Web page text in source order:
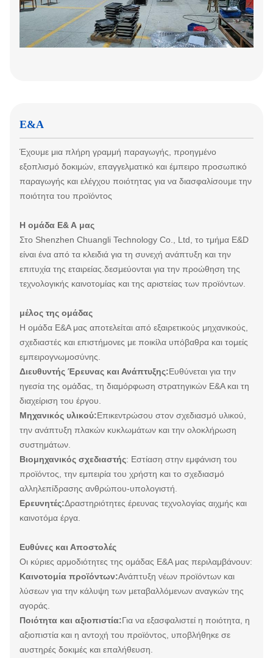
Ε&Α
Έχουμε μια πλήρη γραμμή παραγωγής, προηγμένο
εξοπλισμό δοκιμών, επαγγελματικό και έμπειρο προσωπικό
παραγωγής και ελέγχου ποιότητας για να διασφαλίσουμε την
ποιότητα του προϊόντος
Η ομάδα Ε& Α μας
Στο Shenzhen Chuangli Technology Co., Ltd, το τμήμα Ε&D
είναι ένα από τα κλειδιά για τη συνεχή ανάπτυξη και την
επιτυχία της εταιρείας.δεσμεύονται για την προώθηση της
τεχνολογικής καινοτομίας και της αριστείας των προϊόντων.
μέλος της ομάδας
Η ομάδα Ε&Α μας αποτελείται από εξαιρετικούς μηχανικούς,
σχεδιαστές και επιστήμονες με ποικίλα υπόβαθρα και τομείς
εμπειρογνωμοσύνης.
Διευθυντής Έρευνας και Ανάπτυξης:Ευθύνεται για την
ηγεσία της ομάδας, τη διαμόρφωση στρατηγικών Ε&Α και τη
διαχείριση του έργου.
Μηχανικός υλικού:Επικεντρώσου στον σχεδιασμό υλικού,
την ανάπτυξη πλακών κυκλωμάτων και την ολοκλήρωση
συστημάτων.
Βιομηχανικός σχεδιαστής: Εστίαση στην εμφάνιση του
προϊόντος, την εμπειρία του χρήστη και το σχεδιασμό
αλληλεπίδρασης ανθρώπου-υπολογιστή.
Ερευνητές:Δραστηριότητες έρευνας τεχνολογίας αιχμής και
καινοτόμα έργα.
Ευθύνες και Αποστολές
Οι κύριες αρμοδιότητες της ομάδας Ε&Α μας περιλαμβάνουν:
Καινοτομία προϊόντων:Ανάπτυξη νέων προϊόντων και
λύσεων για την κάλυψη των μεταβαλλόμενων αναγκών της
αγοράς.
Ποιότητα και αξιοπιστία:Για να εξασφαλιστεί η ποιότητα, η
αξιοπιστία και η αντοχή του προϊόντος, υποβλήθηκε σε
αυστηρές δοκιμές και επαλήθευση.